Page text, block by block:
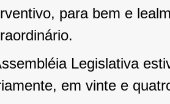
para bem e
Legislativa
em vinte e